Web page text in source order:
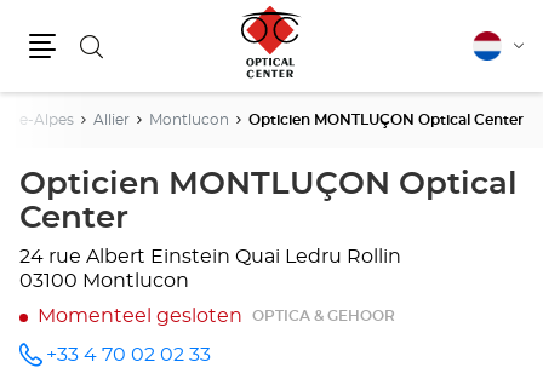
Zoeken
Alpes Allier Montlucon Opticien MONTLUÇON Optical Center
Opticien MONTLUÇON Optical
Center
24 rue Albert Einstein Quai Ledru Rollin
03100 Montlucon
Momenteel gesloten
OPTICA & GEHOOR
telefoonnummer
+33 4 70 02 02 33